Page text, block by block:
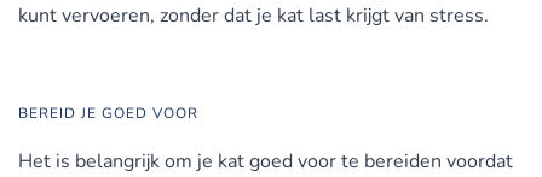
kunt vervoeren, zonder dat je kat last krijgt van stress.
BEREID JE GOED VOOR
Het is belangrijk om je kat goed voor te bereiden voordat